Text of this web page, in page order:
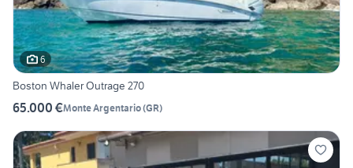
6
Boston Whaler Outrage 270
65.000 €Monte Argentario(GR)